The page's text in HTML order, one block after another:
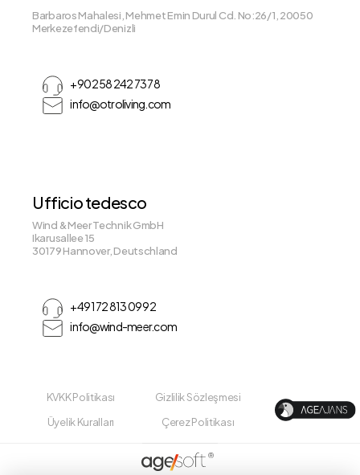
Barbaros Mahalesi, Mehmet Emin Durul Cd. No:26/1, 20050
Merkezefendi/Denizli
+90 258 242 73 78
info@otroliving.com
Ufficio tedesco
Wind & Meer Technik GmbH
Ikarusallee 15
30179 Hannover, Deutschland
+49 172 813 09 92
info@wind-meer.com
KVKK Politikası
Gizlilik Sözleşmesi
Üyelik Kuralları
Çerez Politikası